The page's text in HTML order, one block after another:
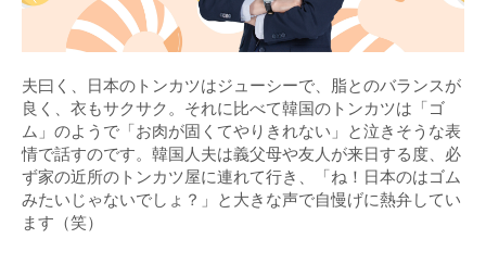
夫曰く、日本のトンカツはジューシーで、脂とのバランスが
良く、衣もサクサク。それに比べて韓国のトンカツは「ゴ
ム」のようで「お肉が固くてやりきれない」と泣きそうな表
情で話すのです。韓国人夫は義父母や友人が来日する度、必
ず家の近所のトンカツ屋に連れて行き、「ね！日本のはゴム
みたいじゃないでしょ？」と大きな声で自慢げに熱弁してい
ます（笑）